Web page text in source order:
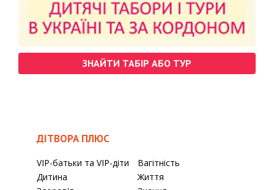
ЗНАЙТИ ТАБІР АБО ТУР
ДІТВОРА ПЛЮС
VIP-батьки та VIP-діти
Вагітність
Дитина
Життя